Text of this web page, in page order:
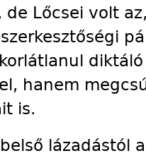
Lőcsei volt
hanem
is.
lázadástól